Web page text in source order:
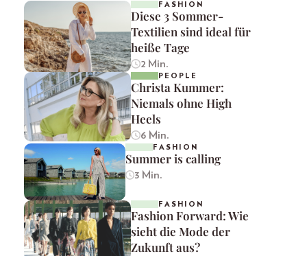
FASHION
Diese 3 Sommer-
Textilien sind ideal für
heiße Tage
2 Min.
PEOPLE
Christa Kummer:
Niemals ohne High
Heels
6 Min.
FASHION
Summer is calling
3 Min.
FASHION
Fashion Forward: Wie
sieht die Mode der
Zukunft aus?